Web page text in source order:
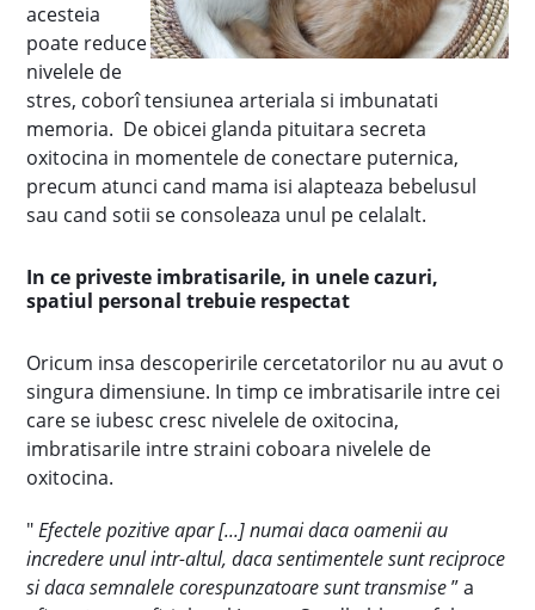
acesteia
poate reduce
nivelele de
stres, coborî tensiunea arteriala si imbunatati
memoria. De obicei glanda pituitara secreta
oxitocina in momentele de conectare puternica,
precum atunci cand mama isi alapteaza bebelusul
sau cand sotii se consoleaza unul pe celalalt.
In ce priveste imbratisarile, in unele cazuri,
spatiul personal trebuie respectat
Oricum insa descoperirile cercetatorilor nu au avut o
singura dimensiune. In timp ce imbratisarile intre cei
care se iubesc cresc nivelele de oxitocina,
imbratisarile intre straini coboara nivelele de
oxitocina.
"Efectele pozitive apar [...] numai daca oamenii au
incredere unul intr-altul, daca sentimentele sunt reciproce
si daca semnalele corespunzatoare sunt transmise” a